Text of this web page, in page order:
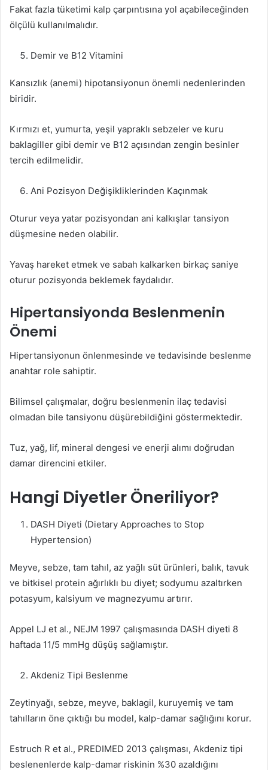
Fakat fazla tüketimi kalp çarpıntısına yol açabileceğinden
ölçülü kullanılmalıdır.
Demir ve B12 Vitamini
Kansızlık (anemi) hipotansiyonun önemli nedenlerinden
biridir.
Kırmızı et, yumurta, yeşil yapraklı sebzeler ve kuru
baklagiller gibi demir ve B12 açısından zengin besinler
tercih edilmelidir.
Ani Pozisyon Değişikliklerinden Kaçınmak
Oturur veya yatar pozisyondan ani kalkışlar tansiyon
düşmesine neden olabilir.
Yavaş hareket etmek ve sabah kalkarken birkaç saniye
oturur pozisyonda beklemek faydalıdır.
Hipertansiyonda Beslenmenin
Önemi
Hipertansiyonun önlenmesinde ve tedavisinde beslenme
anahtar role sahiptir.
Bilimsel çalışmalar, doğru beslenmenin ilaç tedavisi
olmadan bile tansiyonu düşürebildiğini göstermektedir.
Tuz, yağ, lif, mineral dengesi ve enerji alımı doğrudan
damar direncini etkiler.
Hangi Diyetler Öneriliyor?
DASH Diyeti (Dietary Approaches to Stop
Hypertension)
Meyve, sebze, tam tahıl, az yağlı süt ürünleri, balık, tavuk
ve bitkisel protein ağırlıklı bu diyet; sodyumu azaltırken
potasyum, kalsiyum ve magnezyumu artırır.
Appel LJ et al., NEJM 1997 çalışmasında DASH diyeti 8
haftada 11/5 mmHg düşüş sağlamıştır.
Akdeniz Tipi Beslenme
Zeytinyağı, sebze, meyve, baklagil, kuruyemiş ve tam
tahılların öne çıktığı bu model, kalp-damar sağlığını korur.
Estruch R et al., PREDIMED 2013 çalışması, Akdeniz tipi
beslenenlerde kalp-damar riskinin %30 azaldığını